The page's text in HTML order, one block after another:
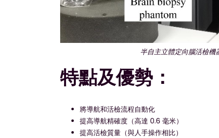
半自主立體定向腦活檢機
特點及優勢：
將導航和活檢流程自動化
提高導航精確度（高達 0.6 毫米）
提高活檢質量（與人手操作相比）